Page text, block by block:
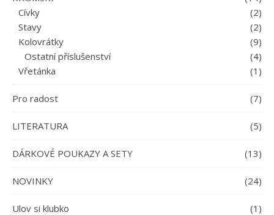
Cívky
(2)
Stavy
(2)
Kolovrátky
(9)
Ostatní příslušenství
(4)
Vřetánka
(1)
Pro radost (7)
LITERATURA (5)
DÁRKOVÉ POUKAZY A SETY (13)
NOVINKY (24)
Ulov si klubko (1)